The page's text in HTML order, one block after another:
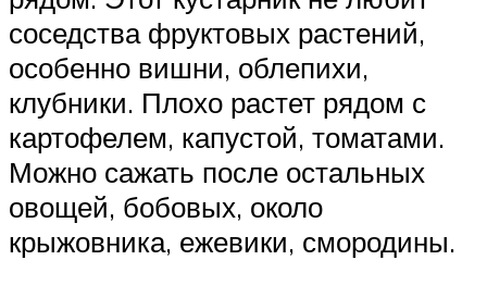
соседства фруктовых растений,
особенно вишни, облепихи,
клубники. Плохо растет рядом с
картофелем, капустой, томатами.
Можно сажать после остальных
овощей, бобовых, около
крыжовника, ежевики, смородины.